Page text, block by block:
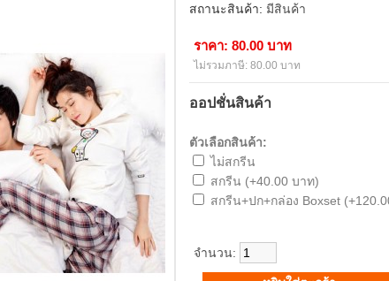
สถานะสินค้า: มีสินค้า
ราคา: 80.00 บาท
ไม่รวมภาษี: 80.00 บาท
ออปชั่นสินค้า
ตัวเลือกสินค้า:
ไม่สกรีน
สกรีน (+40.00 บาท)
สกรีน+ปก+กล่อง Boxset
จำนวน: